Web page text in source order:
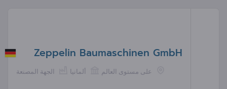
Zeppelin Baumaschinen GmbH
الجهة المصنعة ألمانيا على مستوى العالم